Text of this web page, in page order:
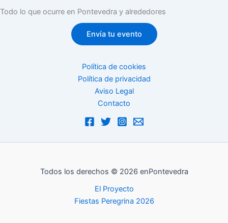
Todo lo que ocurre en Pontevedra y alrededores
Envía tu evento
Política de cookies
Política de privacidad
Aviso Legal
Contacto
Todos los derechos © 2026 enPontevedra
El Proyecto
Fiestas Peregrina 2026